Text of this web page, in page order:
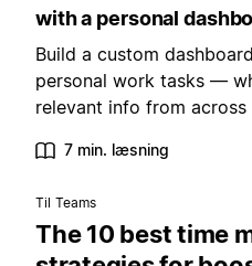
with a personal
Build a custom
personal work tasks —
relevant info from
7 min. læsning
Til Teams
The 10 best time